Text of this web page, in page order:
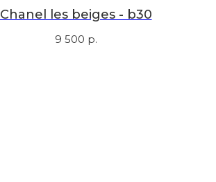
Chanel les beiges - b30
9 500 р.